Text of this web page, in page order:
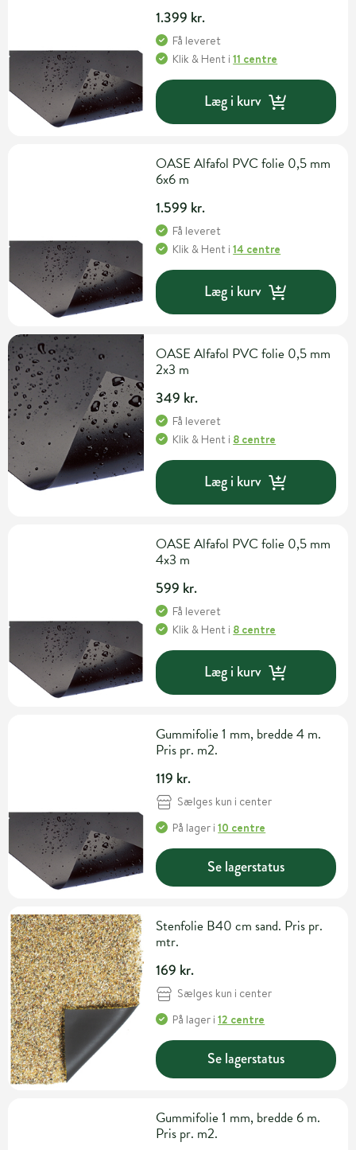
1.399 kr.
Få leveret
Klik & Hent i11 centre
Læg i kurv
OASE Alfafol PVC folie 0,5 mm
6x6 m
1.599 kr.
Få leveret
Klik & Hent i14 centre
Læg i kurv
OASE Alfafol PVC folie 0,5 mm
2x3 m
349 kr.
Få leveret
Klik & Hent i 8 centre
Læg i kurv
OASE Alfafol PVC folie 0,5 mm
4x3 m
599 kr.
Få leveret
Klik & Hent i 8 centre
Læg i kurv
Gummifolie 1 mm, bredde 4 m.
Pris pr. m2.
119 kr.
Sælges kun i center
På lager i10 centre
Se lagerstatus
Stenfolie B40 cm sand. Pris pr.
mtr.
169 kr.
Sælges kun i center
På lager i12 centre
Se lagerstatus
Gummifolie 1 mm, bredde 6 m.
Pris pr. m2.